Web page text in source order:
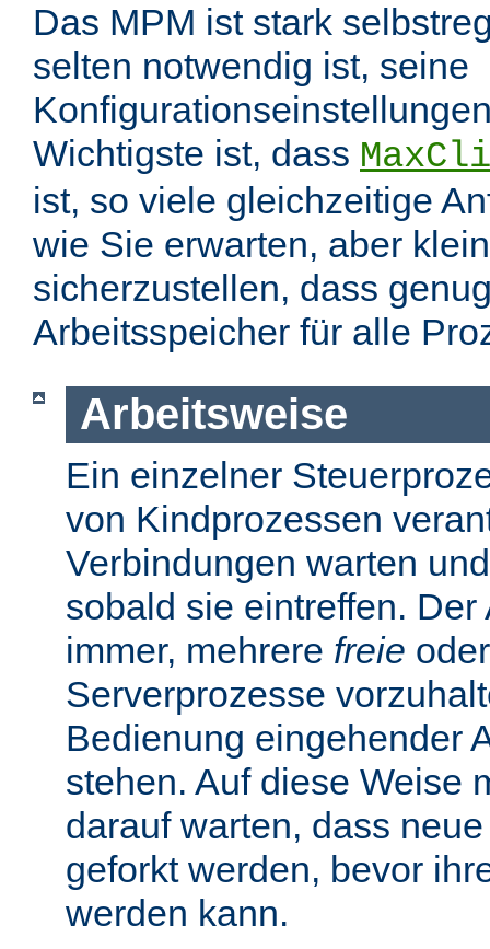
Das MPM ist stark
selten notwendig ist, seine
Wichtigste ist, dass
ist, so viele gleichzeitige
wie Sie erwarten, aber
sicherzustellen, dass
Arbeitsspeicher für alle
Arbeitsweise
Ein einzelner
von Kindprozessen
Verbindungen warten
sobald sie eintreffen.
immer, mehrere freie
Serverprozesse
Bedienung eingehender
stehen. Auf diese Weise
darauf warten, dass
geforkt werden, bevor
werden kann.